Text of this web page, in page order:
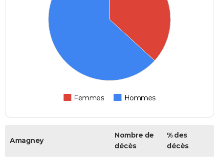
Femmes Hommes
Amagney
Nombre de
décès
% des
décès